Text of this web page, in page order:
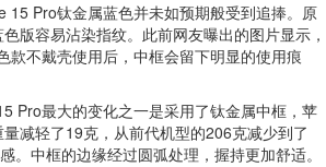
Pro钛金属蓝色并未如预期般受到追捧。原
版容易沾染指纹。此前网友曝出的图片显示，
款不戴壳使用后，中框会留下明显的使用痕
最大的变化之一是采用了钛金属中框，苹
减轻了19克，从前代机型的206克减少到了
。中框的边缘经过圆弧处理，握持更加舒适。